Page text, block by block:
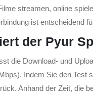
streamen, online
ist entscheidend
der Pyur
die Download- und
Indem Sie den Test
Anhand der Zeit, die